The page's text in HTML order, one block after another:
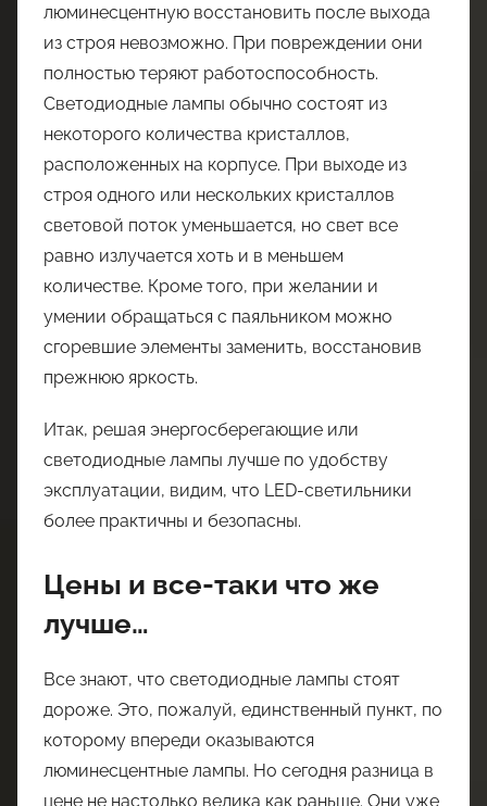
люминесцентную восстановить после выхода
из строя невозможно. При повреждении они
полностью теряют работоспособность.
Светодиодные лампы обычно состоят из
некоторого количества кристаллов,
расположенных на корпусе. При выходе из
строя одного или нескольких кристаллов
световой поток уменьшается, но свет все
равно излучается хоть и в меньшем
количестве. Кроме того, при желании и
умении обращаться с паяльником можно
сгоревшие элементы заменить, восстановив
прежнюю яркость.
Итак, решая энергосберегающие или
светодиодные лампы лучше по удобству
эксплуатации, видим, что LED-светильники
более практичны и безопасны.
Цены и все-таки что же
лучше…
Все знают, что светодиодные лампы стоят
дороже. Это, пожалуй, единственный пункт, по
которому впереди оказываются
люминесцентные лампы. Но сегодня разница в
цене не настолько велика как раньше. Они уже